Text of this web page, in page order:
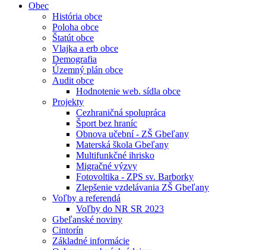
Obec
História obce
Poloha obce
Štatút obce
Vlajka a erb obce
Demografia
Územný plán obce
Audit obce
Hodnotenie web. sídla obce
Projekty
Cezhraničná spolupráca
Šport bez hraníc
Obnova učební - ZŠ Gbeľany
Materská škola Gbeľany
Multifunkčné ihrisko
Migračné výzvy
Fotovoltika - ZPS sv. Barborky
Zlepšenie vzdelávania ZŠ Gbeľany
Voľby a referendá
Voľby do NR SR 2023
Gbeľanské noviny
Cintorín
Základné informácie